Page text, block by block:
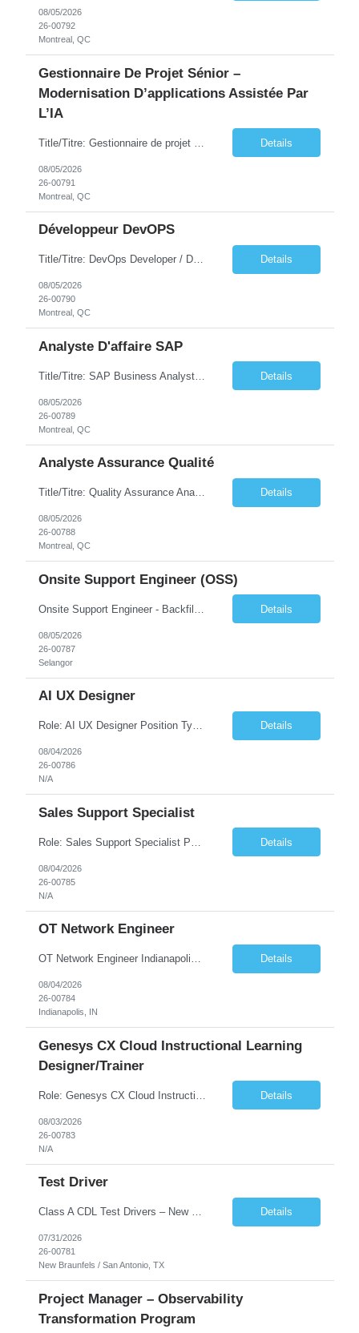
08/05/2026
26-00792
Montreal, QC
Gestionnaire De Projet Sénior –
Modernisation D’applications Assistée Par
L’IA
Details
08/05/2026
26-00791
Montreal, QC
Développeur DevOPS
Title/Titre: DevOps Developer / Développeur DevOps Location/Lieu: Downtown Montréal / Montréal, centre-ville – On-site 6 days/month / Présentiel 6 jours/mois Duration/Durée: 1 year with possibility of renewal / 1 an avec possibilité de renouvellement – 37.5 hours per week / 37,5 heures par semaine Le candidat doit posséder les q... Details
08/05/2026
26-00790
Montreal, QC
Analyste D'affaire SAP
Title/Titre: SAP Business Analyst / Analyste d'affaires SAP Location/Lieu: Downtown Montréal / Montréal, centre-ville – 2 days per week on-site / 2 jours par semaine en présentiel- Remote work/Télétravail: Québec only / Québec seulement Duration/Durée: Until early April 2027 / Jusqu'au début avril 2027 – 40 h... Details
08/05/2026
26-00789
Montreal, QC
Analyste Assurance Qualité
Title/Titre: Quality Assurance Analyst / Analyste en assurance qualité Location/Lieu: Downtown Montréal / Montréal, centre-ville Duration/Durée: Until March 31, 2027 – 35 hours/week / Jusqu'au 31 mars 2027 – 35 heures/semaine Le candidat doit posséder les qualifications suivantes : Exigences: 1. Détenir un dip... Details
08/05/2026
26-00788
Montreal, QC
Onsite Support Engineer (OSS)
Details
08/05/2026
26-00787
Selangor
AI UX Designer
Role: AI UX Designer Position Type: Full-Time Contract (40hrs/week) Contract Duration: 3-month contract with strong potential for extension Work Hours: CST Work Schedule: 8 hours/day (Mon-Fri) Location: 100% Remote - Candidates can work from Houston, TX or Canada or LATAM Project Overview Building new AI-powered capabilities within WXP. End users will interact with the WXP ... Details
08/04/2026
26-00786
N/A
Sales Support Specialist
Details
08/04/2026
26-00785
N/A
OT Network Engineer
OT Network Engineer Indianapolis Onsite Job Description Expert with an understanding of operational technology Deep knowledge about networking OT (IT) Deep knowledge of TCP/IP, Ethernet, VLANs, routing, switching OT protocols: Modbus, DNP3, OPC-UA, Profibus, BACnet, etc. IT protocols: DNS, DHCP, SNMP, HTTPS, NTP, etc. Firewalls, VPNs, NAT, and network segmentation N... Details
08/04/2026
26-00784
Indianapolis, IN
Genesys CX Cloud Instructional Learning
Designer/Trainer
Details
08/03/2026
26-00783
N/A
Test Driver
Class A CDL Test Drivers – New Braunfels / San Antonio, TX SkySys is now hiring experienced Class A CDL Drivers for an exciting vehicle test-driving project in the New Braunfels / San Antonio, TX area. Position Details Position: Class A CDL Test Driver Location: New Braunfels / San Antonio, TX Start Date: Mid-August 2026 Employment Type: Hourly Contract... Details
07/31/2026
26-00781
New Braunfels / San Antonio, TX
Project Manager – Observability
Transformation Program